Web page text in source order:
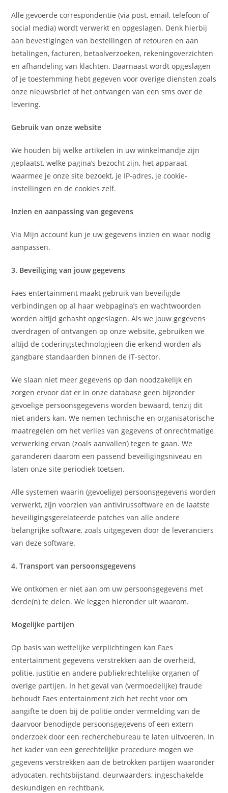
Alle gevoerde correspondentie (via post, email, telefoon of
social media) wordt verwerkt en opgeslagen. Denk hierbij
aan bevestigingen van bestellingen of retouren en aan
betalingen, facturen, betaalverzoeken, rekeningoverzichten
en afhandeling van klachten. Daarnaast wordt opgeslagen
of je toestemming hebt gegeven voor overige diensten zoals
onze nieuwsbrief of het ontvangen van een sms over de
levering.
Gebruik van onze website
We houden bij welke artikelen in uw winkelmandje zijn
geplaatst, welke pagina’s bezocht zijn, het apparaat
waarmee je onze site bezoekt, je IP-adres, je cookie-
instellingen en de cookies zelf.
Inzien en aanpassing van gegevens
Via Mijn account kun je uw gegevens inzien en waar nodig
aanpassen.
3. Beveiliging van jouw gegevens
Faes entertainment maakt gebruik van beveiligde
verbindingen op al haar webpagina’s en wachtwoorden
worden altijd gehasht opgeslagen. Als we jouw gegevens
overdragen of ontvangen op onze website, gebruiken we
altijd de coderingstechnologieën die erkend worden als
gangbare standaarden binnen de IT-sector.
We slaan niet meer gegevens op dan noodzakelijk en
zorgen ervoor dat er in onze database geen bijzonder
gevoelige persoonsgegevens worden bewaard, tenzij dit
niet anders kan. We nemen technische en organisatorische
maatregelen om het verlies van gegevens of onrechtmatige
verwerking ervan (zoals aanvallen) tegen te gaan. We
garanderen daarom een passend beveiligingsniveau en
laten onze site periodiek toetsen.
Alle systemen waarin (gevoelige) persoonsgegevens worden
verwerkt, zijn voorzien van antivirussoftware en de laatste
beveiligingsgerelateerde patches van alle andere
belangrijke software, zoals uitgegeven door de leveranciers
van deze software.
4. Transport van persoonsgegevens
We ontkomen er niet aan om uw persoonsgegevens met
derde(n) te delen. We leggen hieronder uit waarom.
Mogelijke partijen
Op basis van wettelijke verplichtingen kan Faes
entertainment gegevens verstrekken aan de overheid,
politie, justitie en andere publiekrechtelijke organen of
overige partijen. In het geval van (vermoedelijke) fraude
behoudt Faes entertainment zich het recht voor om
aangifte te doen bij de politie onder vermelding van de
daarvoor benodigde persoonsgegevens of een extern
onderzoek door een recherchebureau te laten uitvoeren. In
het kader van een gerechtelijke procedure mogen we
gegevens verstrekken aan de betrokken partijen waaronder
advocaten, rechtsbijstand, deurwaarders, ingeschakelde
deskundigen en rechtbank.